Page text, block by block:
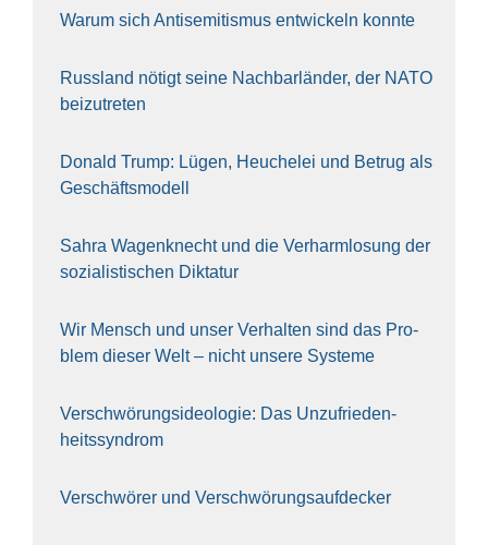
War­um sich Anti­se­mi­tis­mus ent­wi­ckeln konn­te
Russ­land nötigt sei­ne Nach­bar­län­der, der NATO
bei­zu­tre­ten
Donald Trump: Lügen, Heu­che­lei und Betrug als
Geschäfts­mo­dell
Sahra Wagen­knecht und die Ver­harm­lo­sung der
sozia­lis­ti­schen Dik­ta­tur
Wir Mensch und unser Ver­hal­ten sind das Pro­
blem die­ser Welt – nicht unse­re Sys‍te‍me
Ver­schwö­rungs­ideo­lo­gie: Das Unzufrieden­
heitssyndrom
Ver­schwö­rer und Verschwörungs­aufdecker